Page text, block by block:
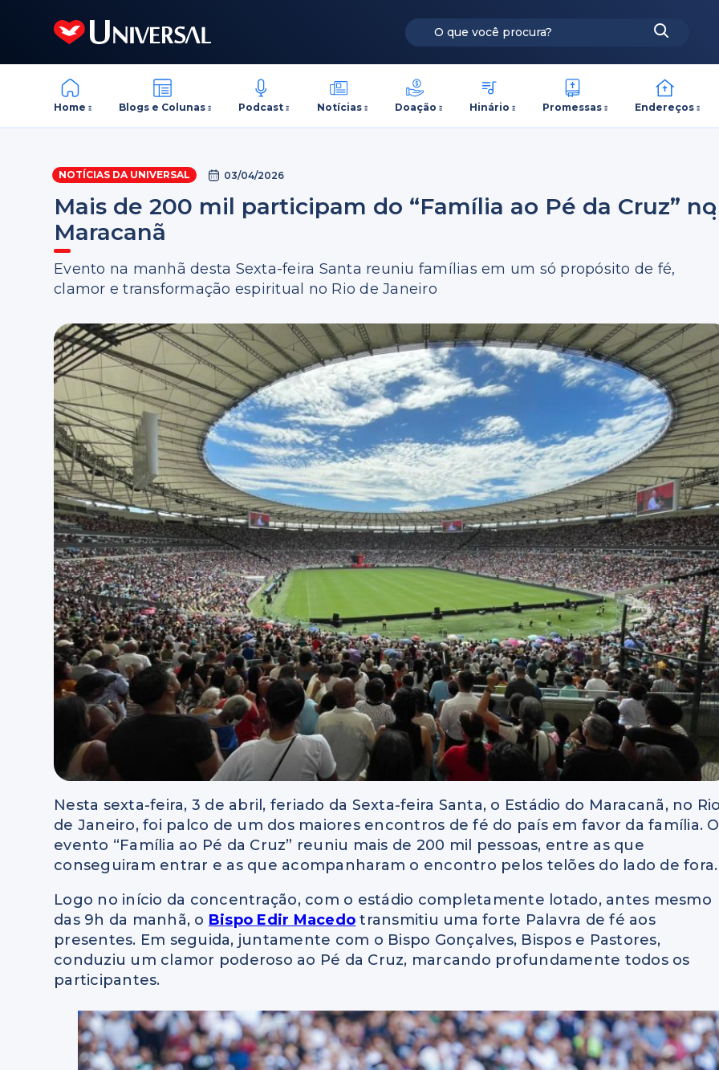
Home Blogs e Colunas Podcast Notícias Doação Hinário Promessas Endereços
NOTÍCIAS DA UNIVERSAL 03/04/2026
Mais de 200 mil participam do “Família ao Pé da Cruz” no
Maracanã
Evento na manhã desta Sexta-feira Santa reuniu famílias em um só propósito de fé,
clamor e transformação espiritual no Rio de Janeiro
Nesta sexta-feira, 3 de abril, feriado da Sexta-feira Santa, o Estádio do Maracanã, no
de Janeiro, foi palco de um dos maiores encontros de fé do país em favor da família. O
evento “Família ao Pé da Cruz” reuniu mais de 200 mil pessoas, entre as que
conseguiram entrar e as que acompanharam o encontro pelos telões do lado de fora.
Logo no início da concentração, com o estádio completamente lotado, antes mesmo
das 9h da manhã, o Bispo Edir Macedo transmitiu uma forte Palavra de fé aos
presentes. Em seguida, juntamente com o Bispo Gonçalves, Bispos e Pastores,
conduziu um clamor poderoso ao Pé da Cruz, marcando profundamente todos os
participantes.